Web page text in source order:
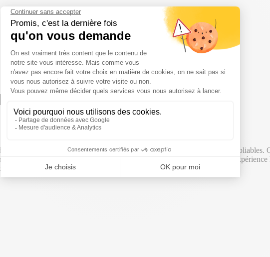
plusieurs stations de ski, est l’endroit idéal pour des vacances d’hiver inoubliables.
vous permet de vivre pleinement
de séjourner au cœur du massif du Sancy.